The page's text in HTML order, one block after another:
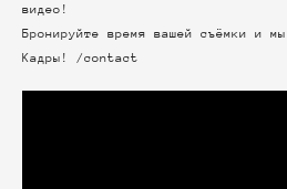
видео!
Бронируйте время вашей съёмки и
Кадры! /contact